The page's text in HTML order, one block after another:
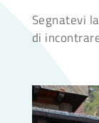
Segnatevi
di